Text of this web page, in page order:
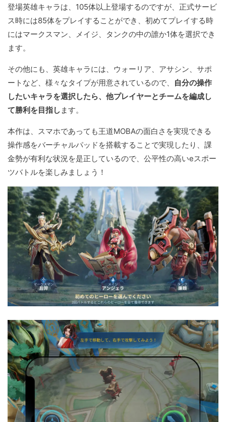
登場英雄キャラは、105体以上登場するのですが、正式サービ
ス時には85体をプレイすることができ、初めてプレイする時
にはマークスマン、メイジ、タンクの中の誰か1体を選択でき
ます。
その他にも、英雄キャラには、ウォーリア、アサシン、サポ
ートなど、様々なタイプが用意されているので、
自分の操作
したいキャラを選択したら、他プレイヤーとチームを編成し
て勝利を目指し ます。
本作は、スマホであっても王道MOBAの面白さを実現できる
操作感をバーチャルパッドを搭載することで実現したり、課
金勢が有利な状況を是正しているので、公平性の高いeスポー
ツバトルを楽しみましょう！